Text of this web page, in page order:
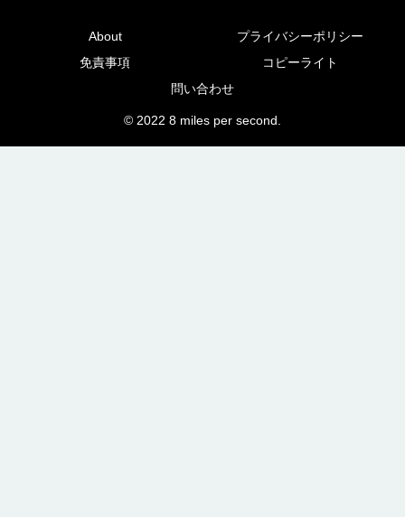
About
プライバシーポリシー
免責事項
コピーライト
問い合わせ
© 2022 8 miles per second.